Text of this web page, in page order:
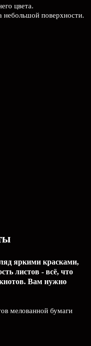
цвета.
небольшой поверхности.
яркими красками,
листов - всё, что
Вам нужно
мелованной бумаги